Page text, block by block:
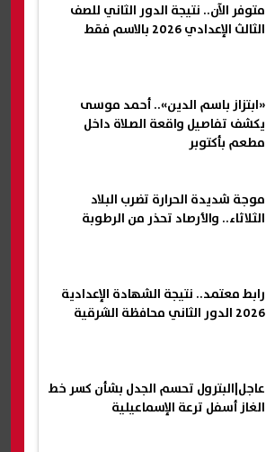
متوفر الآن.. نتيجة الدور الثاني للصف
الثالث الإعدادي 2026 بالاسم فقط
«ابتزاز باسم الدين».. أحمد موسى
يكشف تفاصيل واقعة الصلاة داخل
مطعم بأكتوبر
موجة شديدة الحرارة تضرب البلاد
الثلاثاء.. والأرصاد تحذر من الرطوبة
رابط معتمد.. نتيجة الشهادة الإعدادية
2026 الدور الثاني محافظة الشرقية
عاجل|البترول تحسم الجدل بشأن كسر خط
الغاز أسفل ترعة الإسماعيلية